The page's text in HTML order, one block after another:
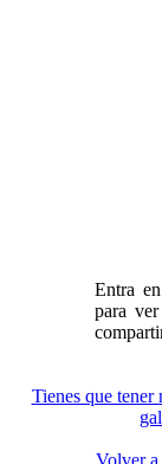
Entra
para
Tienes que tener